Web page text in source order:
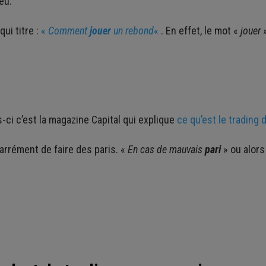
titre : « Commentjouer un rebond« . En effet, le mot «jouer
c’est la magazine Capital qui explique ce qu’est le trading
de faire des paris. «En cas de mauvaispari» ou